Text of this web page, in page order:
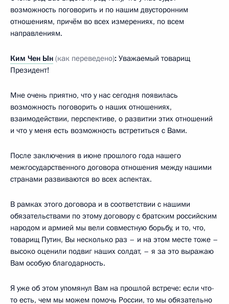
возможность поговорить и по нашим двусторонним
отношениям, причём во всех измерениях, по всем
направлениям.
Ким Чен Ын (как переведено): Уважаемый товарищ
Президент!
Мне очень приятно, что у нас сегодня появилась
возможность поговорить о наших отношениях,
взаимодействии, перспективе, о развитии этих отношений
и что у меня есть возможность встретиться с Вами.
После заключения в июне прошлого года нашего
межгосударственного договора отношения между нашими
странами развиваются во всех аспектах.
В рамках этого договора и в соответствии с нашими
обязательствами по этому договору с братским российским
народом и армией мы вели совместную борьбу, и то, что,
товарищ Путин, Вы несколько раз – и на этом месте тоже –
высоко оценили подвиг наших солдат, – я за это выражаю
Вам особую благодарность.
Я уже об этом упомянул Вам на прошлой встрече: если что-
то есть, чем мы можем помочь России, то мы обязательно